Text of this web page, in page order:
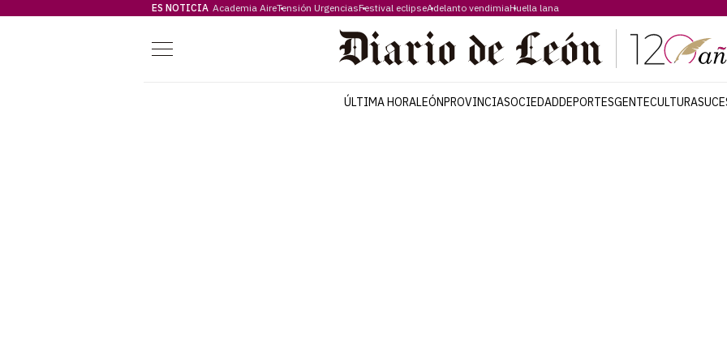
ES NOTICIA Academia AireTensión UrgenciasFestival eclipseAdelanto vendimiaHuella lana
Menú
ÚLTIMA HORALEÓNPROVINCIASOCIEDADDEPORTESGENTECULTURA